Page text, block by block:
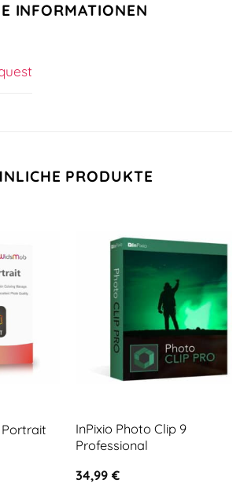
INFORMATIONEN
PRODUKTE
InPixio Photo Clip 9
Professional
34,99 €